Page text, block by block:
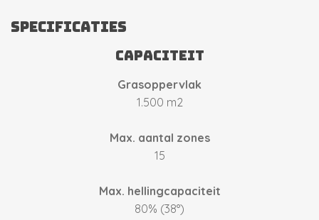
Specificaties
CApaciteit
Grasoppervlak
1.500 m2
Max. aantal zones
15
Max. hellingcapaciteit
80% (38°)